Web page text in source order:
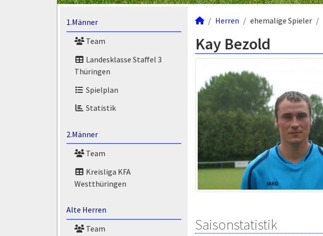
1.Männer
Team
Landesklasse Staffel 3
Thüringen
Spielplan
Statistik
2.Männer
Team
Kreisliga KFA
Westthüringen
Alte Herren
Team
Herren ehemalige Spieler
Kay Bezold
Saisonstatistik